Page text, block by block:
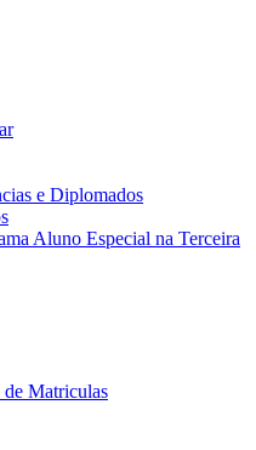
e Diplomados
Aluno Especial na Terceira
Matriculas